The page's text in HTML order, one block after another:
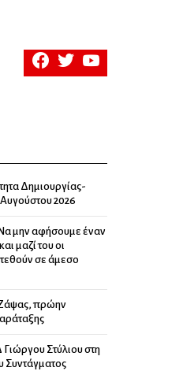
facebooktwitteryoutube
Δημιουργίας-
2026
μην αφήσουμε έναν
μαζί του οι
σε άμεσο
πρώην
Στύλιου στη
Συντάγματος